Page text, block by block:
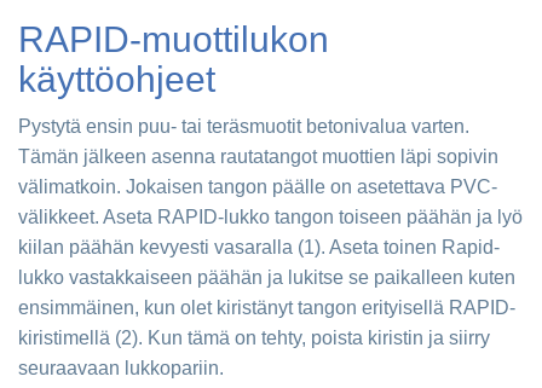
RAPID-muottilukon
käyttöohjeet
Pystytä ensin puu- tai teräsmuotit betonivalua varten.
Tämän jälkeen asenna rautatangot muottien läpi sopivin
välimatkoin. Jokaisen tangon päälle on asetettava PVC-
välikkeet. Aseta RAPID-lukko tangon toiseen päähän ja lyö
kiilan päähän kevyesti vasaralla (1). Aseta toinen Rapid-
lukko vastakkaiseen päähän ja lukitse se paikalleen kuten
ensimmäinen, kun olet kiristänyt tangon erityisellä RAPID-
kiristimellä (2). Kun tämä on tehty, poista kiristin ja siirry
seuraavaan lukkopariin.